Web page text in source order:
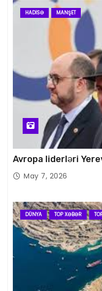
HADISƏ MANŞET
Avropa liderləri
May 7, 2026
DÜNYA TOP XƏBƏR